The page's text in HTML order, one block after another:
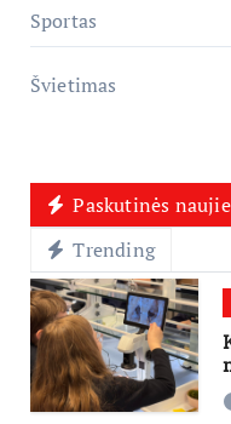
Sportas
Švietimas
Paskutinės
Trending